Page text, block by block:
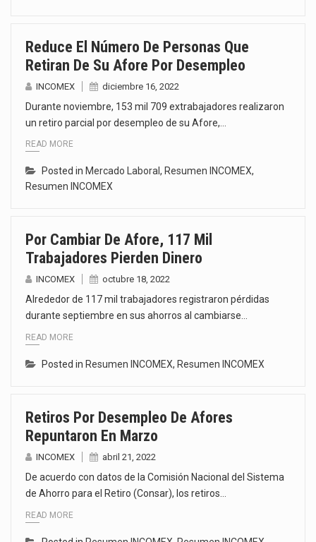
Reduce El Número De Personas Que
Retiran De Su Afore Por Desempleo
INCOMEX diciembre 16, 2022
Durante noviembre, 153 mil 709 extrabajadores realizaron
un retiro parcial por desempleo de su Afore,…
READ MORE
Posted in Mercado Laboral, Resumen INCOMEX,
Resumen INCOMEX
Por Cambiar De Afore, 117 Mil
Trabajadores Pierden Dinero
INCOMEX octubre 18, 2022
Alrededor de 117 mil trabajadores registraron pérdidas
durante septiembre en sus ahorros al cambiarse…
READ MORE
Posted in Resumen INCOMEX, Resumen INCOMEX
Retiros Por Desempleo De Afores
Repuntaron En Marzo
INCOMEX abril 21, 2022
De acuerdo con datos de la Comisión Nacional del Sistema
de Ahorro para el Retiro (Consar), los retiros…
READ MORE